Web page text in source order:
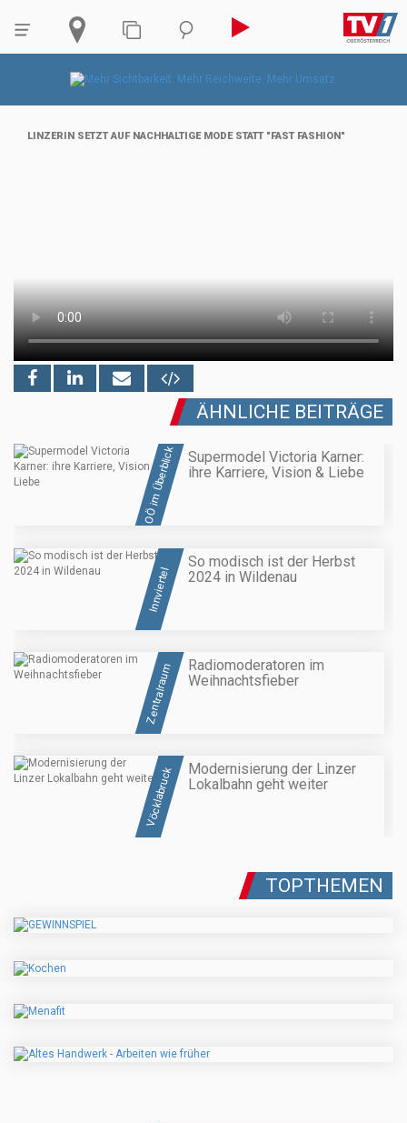
LINZERIN SETZT AUF NACHHALTIGE MODE STATT "FAST FASHION"
ÄHNLICHE BEITRÄGE
OÖ im Überblick
Supermodel Victoria Karner:
ihre Karriere, Vision & Liebe
Innviertel
So modisch ist der Herbst
2024 in Wildenau
Zentralraum
Radiomoderatoren im
Weihnachtsfieber
Vöcklabruck
Modernisierung der Linzer
Lokalbahn geht weiter
TOPTHEMEN